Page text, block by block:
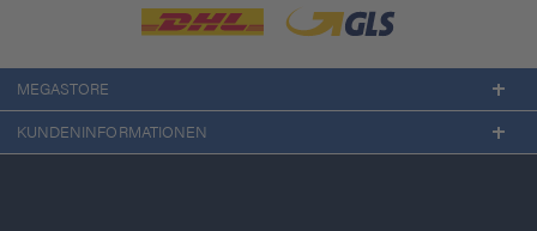
MEGASTORE
KUNDENINFORMATIONEN